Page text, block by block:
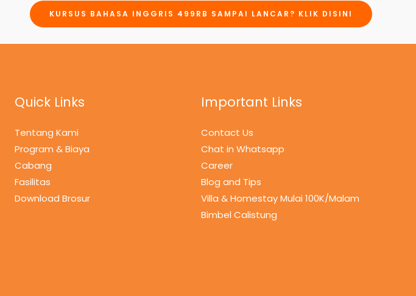
KURSUS BAHASA INGGRIS 499RB SAMPAI LANCAR? KLIK DISINI
Quick Links
Tentang Kami
Program & Biaya
Cabang
Fasilitas
Download Brosur
Important Links
Contact Us
Chat in Whatsapp
Career
Blog and Tips
Villa & Homestay Mulai 100K/Malam
Bimbel Calistung